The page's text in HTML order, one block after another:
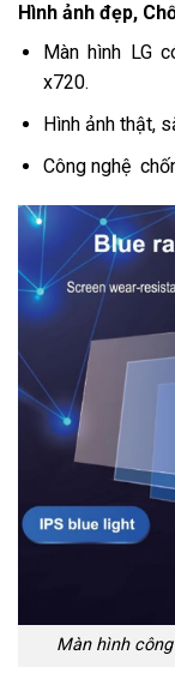
Hình ảnh đẹp,
Màn hình LG
x720.
Hình ảnh thật,
Công nghệ
Màn hình